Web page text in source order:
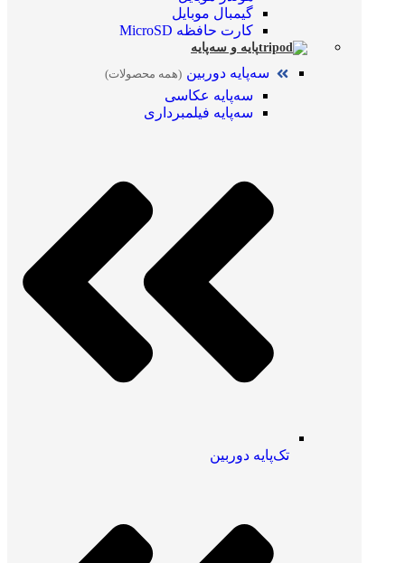
گیمبال موبایل
کارت حافظه MicroSD
پایه و سه‌پایه
سه‌پایه دوربین (همه محصولات)
سه‌پایه عکاسی
سه‌پایه فیلمبرداری
تک‌پایه دوربین